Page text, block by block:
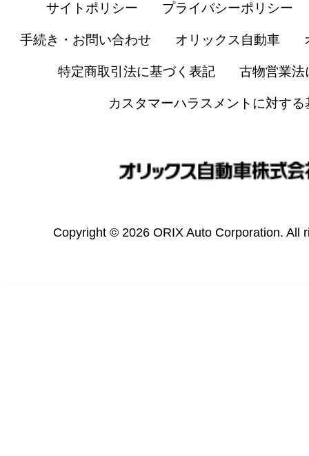
サイトポリシー プライバシーポリシー
手続き・お問い合わせ オリックス自動車
特定商取引法に基づく表記 古物営業法
カスタマーハラスメントに対する
Copyright © 2026 ORIX Auto Corporation. All